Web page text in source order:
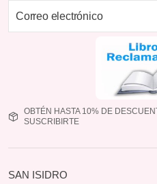
OBTÉN HASTA 10% DE
SUSCRIBIRTE
SAN ISIDRO